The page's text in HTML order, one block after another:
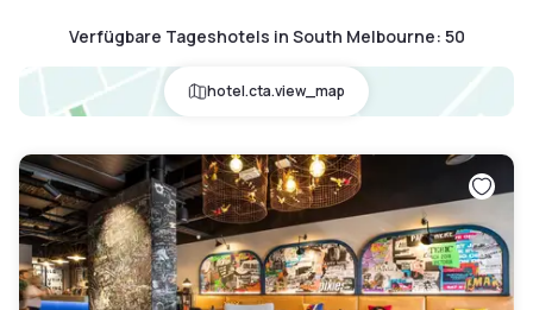
Verfügbare Tageshotels in South Melbourne: 50
hotel.cta.view_map